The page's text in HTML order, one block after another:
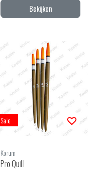
Bekijken
Sale
Korum
Pro Quill